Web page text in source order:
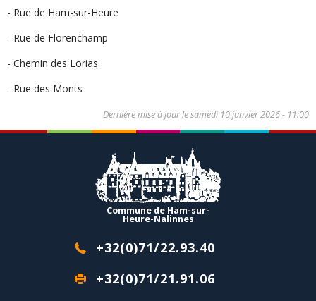
- Rue de Ham-sur-Heure
- Rue de Florenchamp
- Chemin des Lorias
- Rue des Monts
Dernière mise à jour lesamedi 10 janvier 2026 - 11:00
Commune de Ham-sur-
Heure-Nalinnes
+32(0)71/22.93.40
+32(0)71/21.91.06